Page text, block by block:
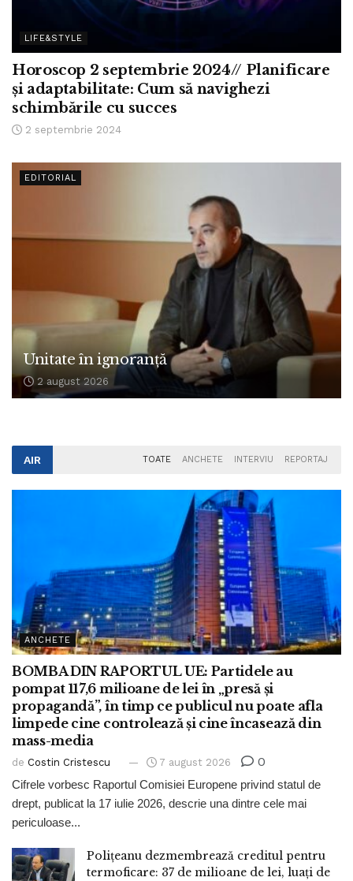
LIFE&STYLE
Horoscop 2 septembrie 2024// Planificare
și adaptabilitate: Cum să navighezi
schimbările cu succes
2 septembrie 2024
EDITORIAL
Unitate în ignoranță
2 august 2026
AIR TOATE ANCHETE INTERVIU REPORTAJ
ANCHETE
BOMBA DIN RAPORTUL UE: Partidele au
pompat 117,6 milioane de lei în „presă și
propagandă”, în timp ce publicul nu poate afla
limpede cine controlează și cine încasează din
mass-media
de Costin Cristescu 7 august 2026 0
Cifrele vorbesc Raportul Comisiei Europene privind statul de
drept, publicat la 17 iulie 2026, descrie una dintre cele mai
periculoase...
Polițeanu dezmembrează creditul pentru
termoficare: 37 de milioane de lei, luați de